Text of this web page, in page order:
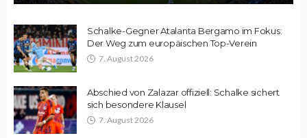
Schalke-Gegner Atalanta Bergamo im Fokus:
Der Weg zum europäischen Top-Verein
7. August 2026
Abschied von Zalazar offiziell: Schalke sichert
sich besondere Klausel
7. August 2026